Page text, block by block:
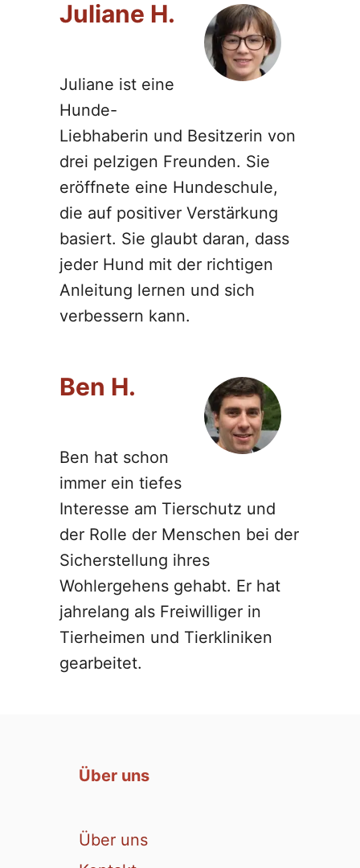
Juliane H.
Juliane ist eine
Hunde-
Liebhaberin und Besitzerin von
drei pelzigen Freunden. Sie
eröffnete eine Hundeschule,
die auf positiver Verstärkung
basiert. Sie glaubt daran, dass
jeder Hund mit der richtigen
Anleitung lernen und sich
verbessern kann.
Ben H.
Ben hat schon
immer ein tiefes
Interesse am Tierschutz und
der Rolle der Menschen bei der
Sicherstellung ihres
Wohlergehens gehabt. Er hat
jahrelang als Freiwilliger in
Tierheimen und Tierkliniken
gearbeitet.
Über uns
Über uns